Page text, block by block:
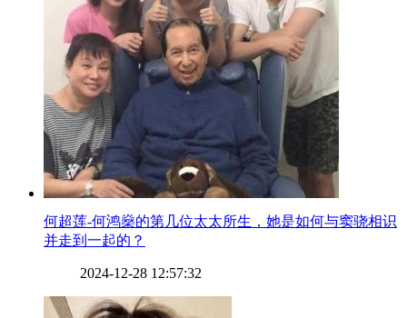
​何超莲-何鸿燊的第几位太太所生，她是如何与窦骁相识
并走到一起的？
2024-12-28 12:57:32